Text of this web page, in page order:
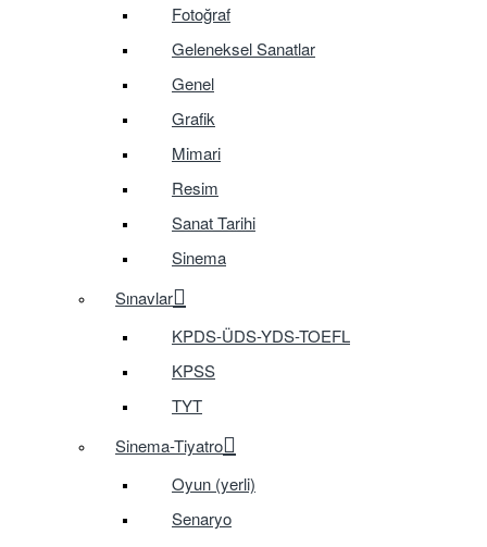
Fotoğraf
Geleneksel Sanatlar
Genel
Grafik
Mimari
Resim
Sanat Tarihi
Sinema
Sınavlar
KPDS-ÜDS-YDS-TOEFL
KPSS
TYT
Sinema-Tiyatro
Oyun (yerli)
Senaryo